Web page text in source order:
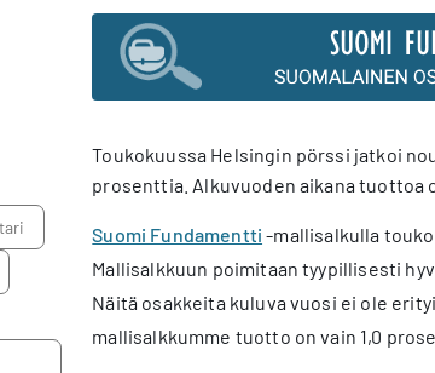
Toukokuussa Helsingin pörssi jatkoi
prosenttia. Alkuvuoden aikana tuottoa
Suomi Fundamentti -mallisalkulla
Mallisalkkuun poimitaan tyypillisesti
Näitä osakkeita kuluva vuosi ei ole
mallisalkkumme tuotto on vain 1,0